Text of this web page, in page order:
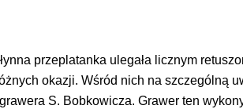
przeplatanka ulegała licznym
okazji. Wśród nich na szczególną
S. Bobkowicza. Grawer ten